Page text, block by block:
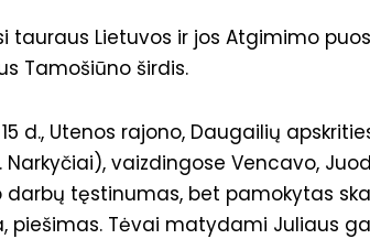
tauraus Lietuvos ir jos Atgimimo
Tamošiūno širdis.
d., Utenos rajono, Daugailių
vaizdingose Vencavo,
tęstinumas, bet pamokytas
piešimas. Tėvai matydami Juliaus